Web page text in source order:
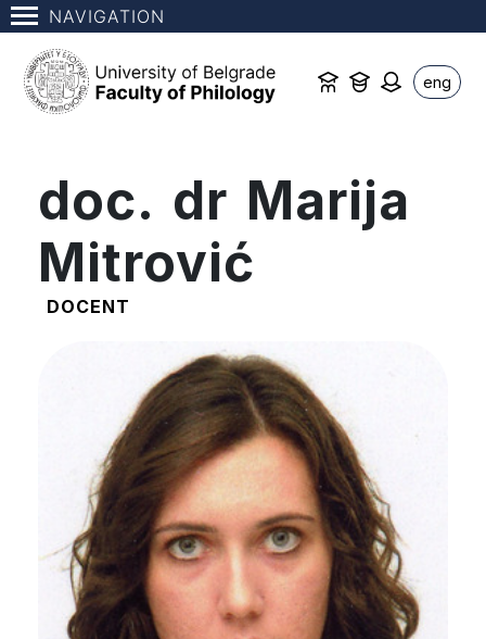
NAVIGATION
eng
doc. dr Marija
Mitrović
DOCENT